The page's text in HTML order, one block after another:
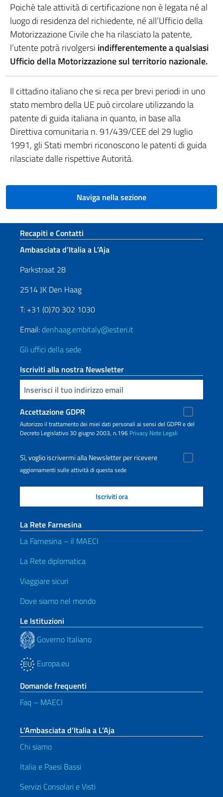
Poichè tale attività di certificazione non è legata né al
luogo di residenza del richiedente, né all’Ufficio della
Motorizzazione Civile che ha rilasciato la patente,
l’utente potrà rivolgersi indifferentemente a qualsiasi
Ufficio della Motorizzazione sul territorio nazionale.
Il cittadino italiano che si reca per brevi periodi in uno
stato membro della UE può circolare utilizzando la
patente di guida italiana in quanto, in base alla
Direttiva comunitaria n. 91/439/CEE del 29 luglio
1991, gli Stati membri riconoscono le patenti di guida
rilasciate dalle rispettive Autorità.
Naviga nella sezione
Sezione footer
Recapiti e Contatti
Ambasciata d’Italia a L’Aja
Parkstraat 28
2514 JK Den Haag
T: +31 (0)70 302 1030
Email: denhaag.embitaly@esteri.it
Gli uffici della sede
Iscriviti alla nostra Newsletter
Inserisci la tua email
Accettazione GDPR
Autorizzo il trattamento dei miei dati personali ai sensi del GDPR e del
Decreto Legislativo 30 giugno 2003, n.196 Privacy Note Legali
Sì, voglio iscrivermi alla Newsletter per ricevere
aggiornamenti sulle attività di questa sede
La Rete Farnesina
La Farnesina – il MAECI
La Rete diplomatica
Viaggiare sicuri
Dove siamo nel mondo
Le Istituzioni
Governo Italiano
Europa.eu
Domande frequenti
Faq – MAECI
L’Ambasciata d’Italia a L’Aja
Chi siamo
Italia e Paesi Bassi
Servizi Consolari e Visti